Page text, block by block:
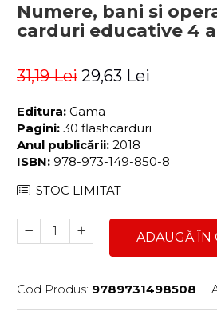
Numere, bani si
carduri educative 4
31,19 Lei 29,63 Lei
Editura: Gama
Pagini: 30 flashcarduri
Anul publicării: 2018
ISBN: 978-973-149-850-8
STOC LIMITAT
ADAUGĂ ÎN
Cod Produs: 9789731498508